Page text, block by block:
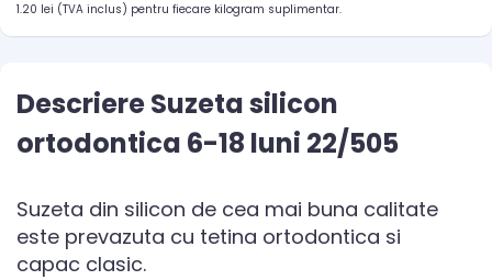
1.20 lei (TVA inclus) pentru fiecare kilogram suplimentar.
Descriere Suzeta silicon
ortodontica 6-18 luni 22/505
Suzeta din silicon de cea mai buna calitate
este prevazuta cu tetina ortodontica si
capac clasic.